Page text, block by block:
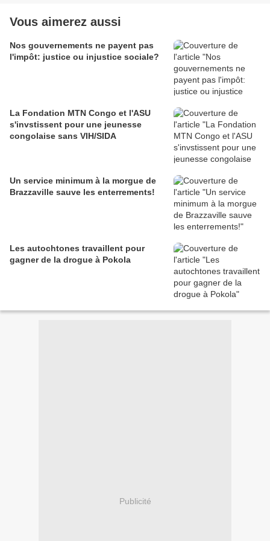
Vous aimerez aussi
Nos gouvernements ne payent pas
l'impôt: justice ou injustice sociale?
La Fondation MTN Congo et l'ASU
s'invstissent pour une jeunesse
congolaise sans VIH/SIDA
Un service minimum à la morgue de
Brazzaville sauve les enterrements!
Les autochtones travaillent pour
gagner de la drogue à Pokola
Publicité